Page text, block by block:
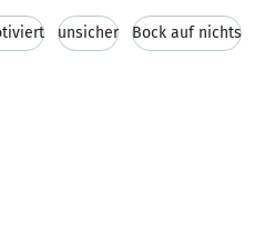
unsicher Bock auf nichts